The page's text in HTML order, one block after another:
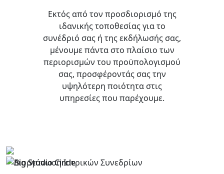
Εκτός από τον προσδιορισμό της
ιδανικής τοποθεσίας για το
συνέδριό σας ή της εκδήλωσής σας,
μένουμε πάντα στο πλαίσιο των
περιορισμών του προϋπολογισμού
σας, προσφέροντάς σας την
υψηλότερη ποιότητα στις
υπηρεσίες που παρέχουμε.